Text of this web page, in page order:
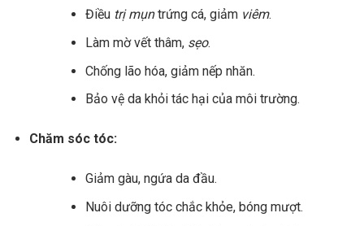
Điềutrị mụntrứng cá, giảm viêm.
Làm mờ vết thâm, sẹo.
Chống lão hóa, giảm nếp nhăn.
Bảo vệ da khỏi tác hại của môi trường.
Chăm sóc tóc:
Giảm gàu, ngứa da đầu.
Nuôi dưỡng tóc chắc khỏe, bóng mượt.